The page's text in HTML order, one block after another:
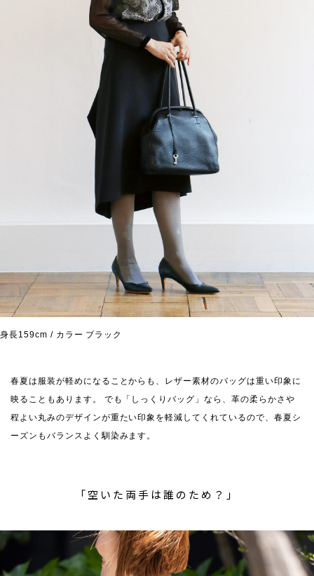
身長159cm / カラー ブラック
春夏は服装が軽めになることからも、レザー素材のバッグは重い印象に
映ることもあります。 でも「しっくりバッグ」なら、革の柔らかさや
程よい丸みのデザインが重たい印象を軽減してくれているので、春夏シ
ーズンもバランスよく馴染みます。
「空いた両手は誰のため？」